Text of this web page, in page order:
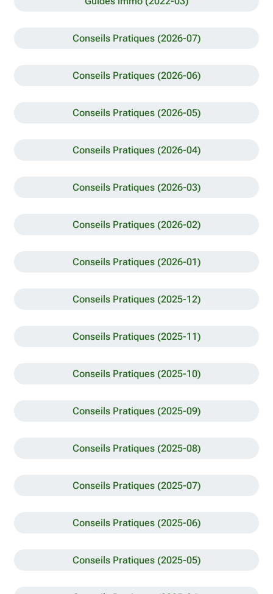
Conseils Pratiques (2026-07)
Conseils Pratiques (2026-06)
Conseils Pratiques (2026-05)
Conseils Pratiques (2026-04)
Conseils Pratiques (2026-03)
Conseils Pratiques (2026-02)
Conseils Pratiques (2026-01)
Conseils Pratiques (2025-12)
Conseils Pratiques (2025-11)
Conseils Pratiques (2025-10)
Conseils Pratiques (2025-09)
Conseils Pratiques (2025-08)
Conseils Pratiques (2025-07)
Conseils Pratiques (2025-06)
Conseils Pratiques (2025-05)